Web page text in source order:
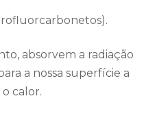
absorvem a radiação
a nossa superfície a
calor.